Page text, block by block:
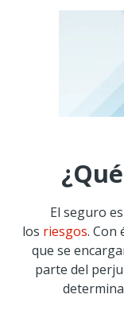
El seguro
los riesgos. Con
que se
parte del